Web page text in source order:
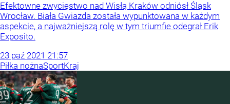
Efektowne zwycięstwo nad Wisłą Kraków odniósł Śląsk
Wrocław. Biała Gwiazda została wypunktowana w każdym
aspekcie, a najważniejszą rolę w tym triumfie odegrał Erik
Exposito.
23 paź 2021 21:57
Piłka nożnaSportKraj